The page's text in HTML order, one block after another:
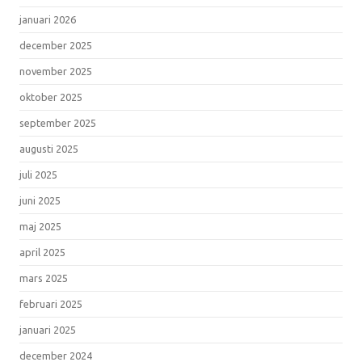
januari 2026
december 2025
november 2025
oktober 2025
september 2025
augusti 2025
juli 2025
juni 2025
maj 2025
april 2025
mars 2025
februari 2025
januari 2025
december 2024